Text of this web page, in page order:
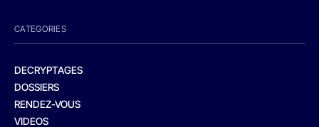
CATEGORIES
DECRYPTAGES
DOSSIERS
RENDEZ-VOUS
VIDEOS